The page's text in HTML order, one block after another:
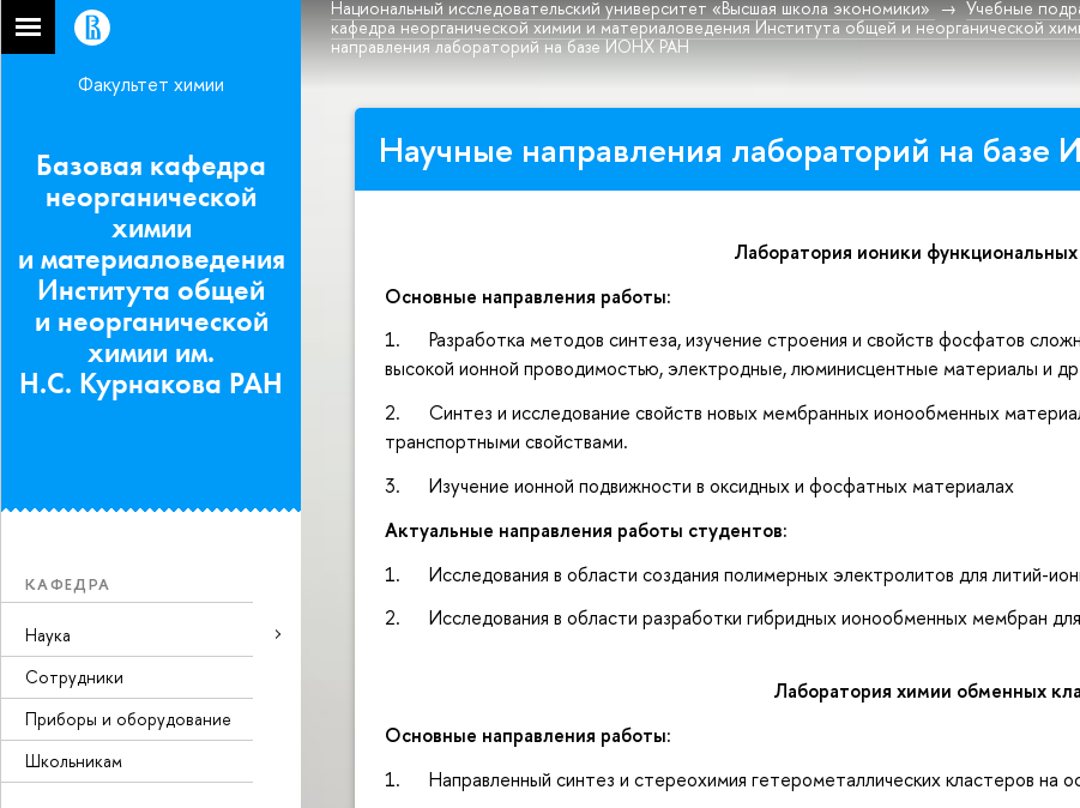
Национальный исследовательский университет «Высшая школа экономики» Учебные
кафедра неорганической химии и материаловедения Института общей и неорганической
направления лабораторий на базе ИОНХ РАН
Факультет химии
Базовая кафедра
неорганической
химии
и материаловедения
Института общей
и неорганической
химии им.
Н.С. Курнакова РАН
КАФЕДРА
Наука
Сотрудники
Приборы и оборудование
Школьникам
Научные направления лабораторий на
Лаборатория ионики
Основные направления работы:
1. Разработка методов синтеза, изучение строения и свойств фосфатов
высокой ионной проводимостью, электродные, люминисцентные материалы и
2. Синтез и исследование свойств новых мембранных ионообменных
транспортными свойствами.
3. Изучение ионной подвижности в оксидных и фосфатных материалах
Актуальные направления работы студентов:
1. Исследования в области создания полимерных электролитов для литий-
2. Исследования в области разработки гибридных ионообменных мембран для
Лаборатория химии обменных
Основные направления работы:
1. Направленный синтез и стереохимия гетерометаллических кластеров на